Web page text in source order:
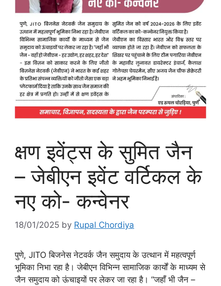
क्षण इवेंट्स के सुमित जैन
– जेबीएन इवेंट वर्टिकल के
नए को- कन्वेनर
18/01/2025 by Rupal Chordiya
पुणे, JITO बिजनेस नेटवर्क जैन समुदाय के उत्थान में महत्वपूर्ण
भूमिका निभा रहा है। जेबीएन विभिन्न सामाजिक कार्यों के माध्यम से
जैन समुदाय को ऊंचाइयों पर लेकर जा रहा है। “जहाँ भी जैन –